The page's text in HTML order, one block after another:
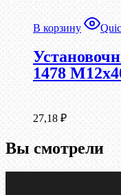
В корзину
1478
27,18 ₽
Вы смотрели